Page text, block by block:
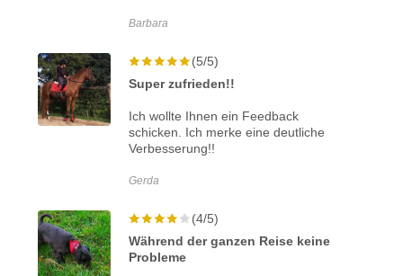
Barbara
(5/5)
Super zufrieden!!
Ich wollte Ihnen ein Feedback
schicken. Ich merke eine deutliche
Verbesserung!!
Gerda
(4/5)
Während der ganzen Reise keine
Probleme